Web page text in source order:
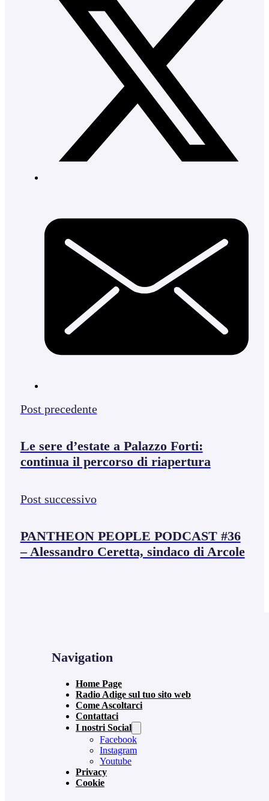
Post precedente
Le sere d’estate a Palazzo Forti:
continua il percorso di riapertura
Post successivo
PANTHEON PEOPLE PODCAST #36
– Alessandro Ceretta, sindaco di Arcole
Navigation
Home Page
Radio Adige sul tuo sito web
Come Ascoltarci
Contattaci
I nostri Social
Facebook
Instagram
Youtube
Privacy
Cookie